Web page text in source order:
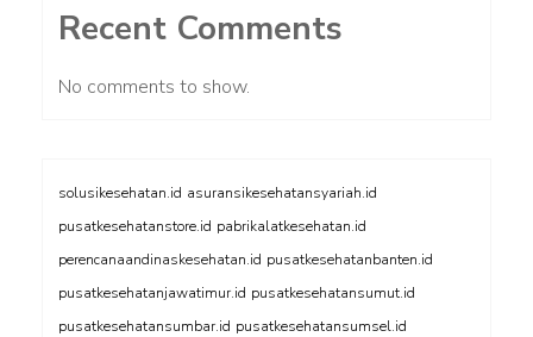
Recent Comments
No comments to show.
solusikesehatan.id asuransikesehatansyariah.id
pusatkesehatanstore.id pabrikalatkesehatan.id
perencanaandinaskesehatan.id pusatkesehatanbanten.id
pusatkesehatanjawatimur.id pusatkesehatansumut.id
pusatkesehatansumbar.id pusatkesehatansumsel.id